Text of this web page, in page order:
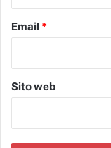
Email *
Sito web